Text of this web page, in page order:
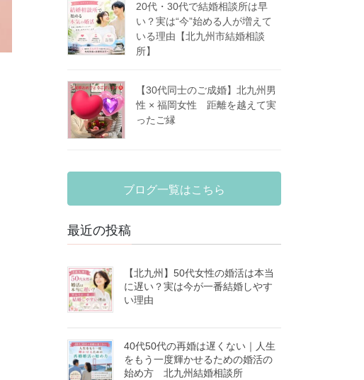
20代・30代で結婚相談所は早
い？実は“今”始める人が増えて
いる理由【北九州市結婚相談
所】
【30代同士のご成婚】北九州男
性 × 福岡女性 距離を越えて実
ったご縁
ブログ一覧はこちら
最近の投稿
【北九州】50代女性の婚活は本当
に遅い？実は今が一番結婚しやす
い理由
40代50代の再婚は遅くない｜人生
をもう一度輝かせるための婚活の
始め方 北九州結婚相談所